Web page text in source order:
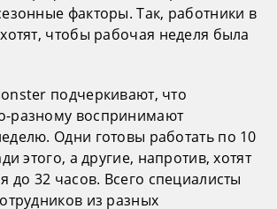
факторы. Так, работники в
чтобы рабочая неделя была
подчеркивают, что
разному воспринимают
Одни готовы работать по 10
этого, а другие, напротив, хотят
до 32 часов. Всего специалисты
из разных